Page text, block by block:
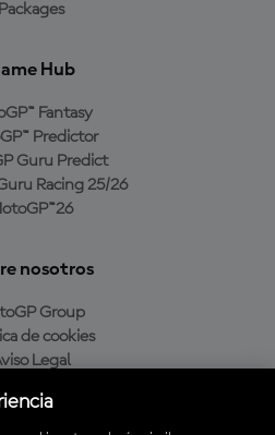
Packages
Hub
Fantasy
Predictor
Guru Predict
Racing 25/26
nosotros
Group
de cookies
Legal
de compra